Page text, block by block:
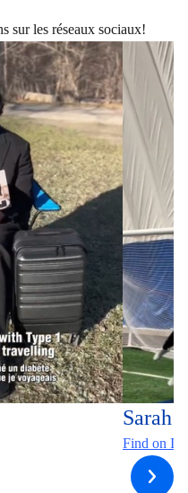
sur les réseaux sociaux!
Sarah
Find on